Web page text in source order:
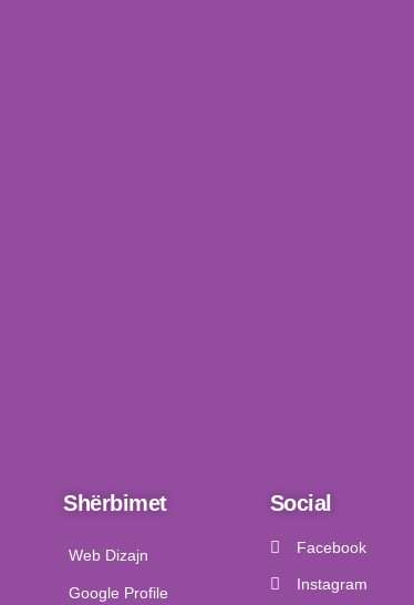
Shërbimet
Web Dizajn
Google Profile
Social
Facebook
Instagram